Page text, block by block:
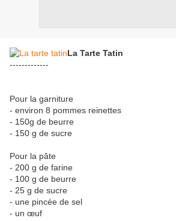
La Tarte Tatin
-------------
Pour la garniture
- environ 8 pommes reinettes
- 150g de beurre
- 150 g de sucre
Pour la pâte
- 200 g de farine
- 100 g de beurre
- 25 g de sucre
- une pincée de sel
- un œuf